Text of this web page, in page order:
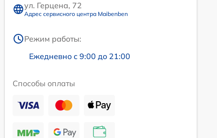
ул. Герцена, 72
Адрес сервисного центра Maibenben
Режим работы:
Ежедневно с 9:00 до 21:00
Способы оплаты